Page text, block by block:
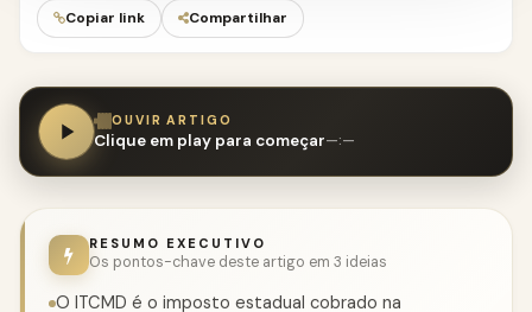
Copiar link
Compartilhar
OUVIR ARTIGO
Clique em play para começar—:—
RESUMO EXECUTIVO
Os pontos-chave deste artigo em 3 ideias
O ITCMD é o imposto estadual cobrado na